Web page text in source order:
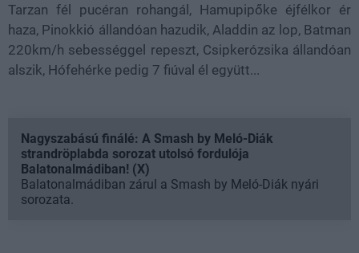
Tarzan fél pucéran rohangál, Hamupipőke éjfélkor ér
haza, Pinokkió állandóan hazudik, Aladdin az lop, Batman
220km/h sebességgel repeszt, Csipkerózsika állandóan
alszik, Hófehérke pedig 7 fiúval él együtt...
Nagyszabású finálé: A Smash by Meló-Diák
strandröplabda sorozat utolsó fordulója
Balatonalmádiban! (X)
Balatonalmádiban zárul a Smash by Meló-Diák nyári
sorozata.